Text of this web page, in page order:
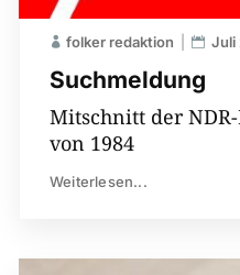
Suchmeldung
folker redaktion Juli
Mitschnitt der
von 1984
Weiterlesen...